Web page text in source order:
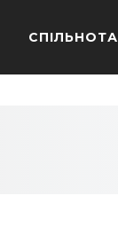
СПІЛЬНОТА